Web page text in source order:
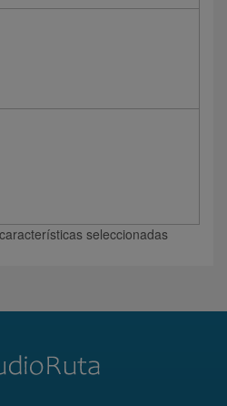
seleccionadas